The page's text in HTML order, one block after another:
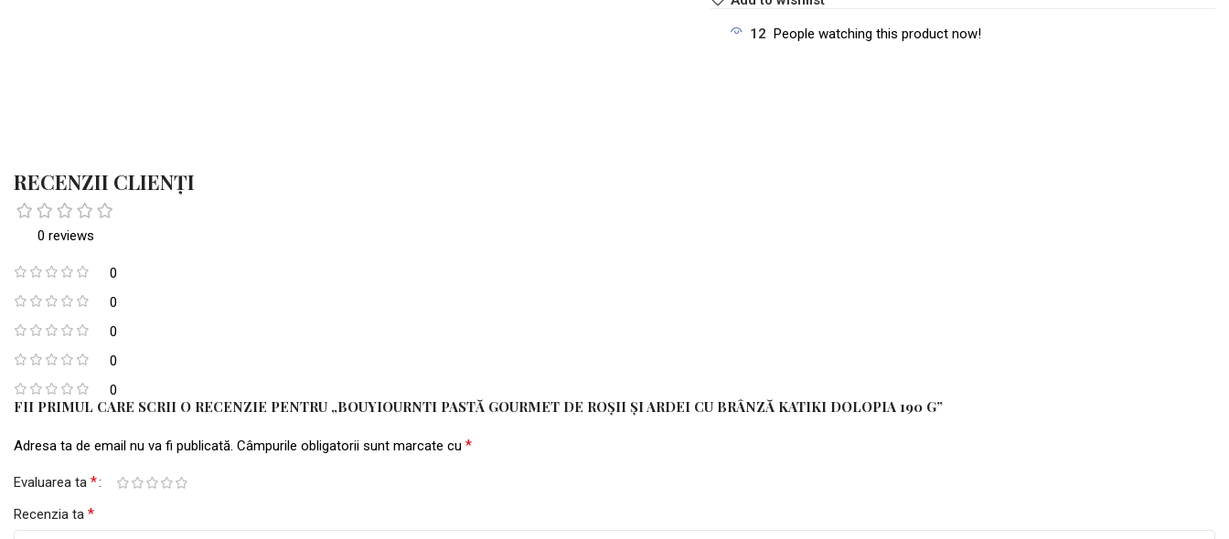
12 People watching this product now!
RECENZII CLIENȚI
0 reviews
0
0
0
0
0
FII PRIMUL CARE SCRII O RECENZIE PENTRU „BOUYIOURNTI PASTĂ GOURMET DE ROȘII ȘI ARDEI CU BRÂNZĂ KATIKI DOLOPIA 190 G”
Adresa ta de email nu va fi publicată. Câmpurile obligatorii sunt marcate cu *
Evaluarea ta *
Recenzia ta *